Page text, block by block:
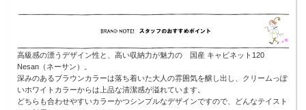
高級感の漂うデザイン性と、高い収納力が魅力の 国産 キャビネット120
Nesan（ネーサン）。
深みのあるブラウンカラーは落ち着いた大人の雰囲気を醸し出し、クリームっぽ
いホワイトカラーからは上品な清潔感が溢れています。
どちらも合わせやすいカラーかつシンプルなデザインですので、どんなテイスト